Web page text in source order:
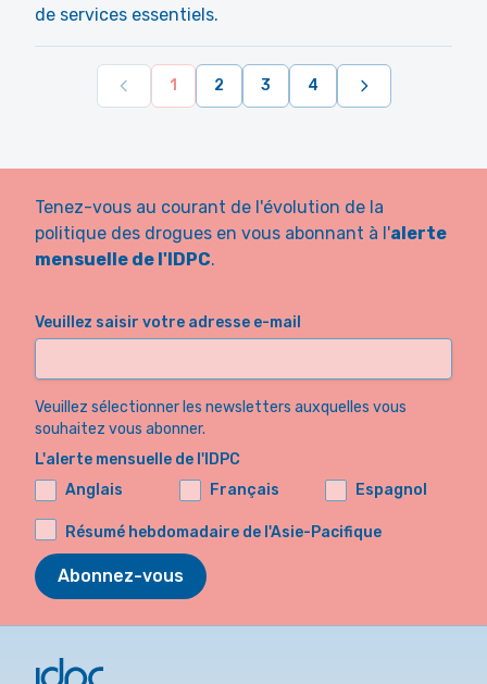
de services essentiels.
1 2 3 4
Tenez-vous au courant de l'évolution de la
politique des drogues en vous abonnant à l'alerte
mensuelle de l'IDPC.
Veuillez saisir votre adresse e-mail
Veuillez sélectionner les newsletters auxquelles vous
souhaitez vous abonner.
L'alerte mensuelle de l'IDPC
Anglais
Français Espagnol
Résumé hebdomadaire de l'Asie-Pacifique
Abonnez-vous